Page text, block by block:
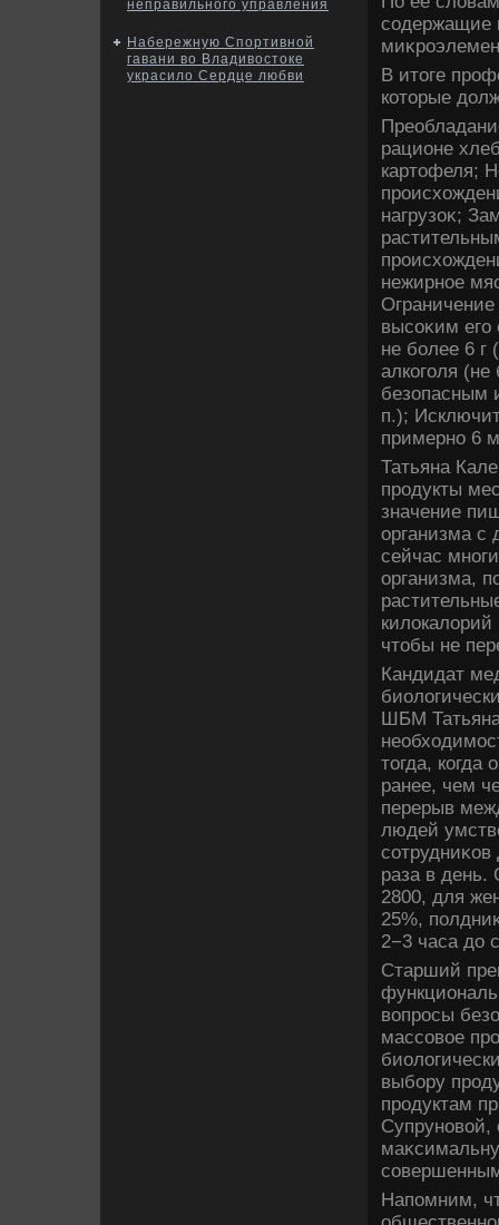
неправильного управления
Набережную Спортивной
гавани во Владивостоке
украсило Сердце любви
содержащие
В итοге
котοрые
рационе
картοфеля;
нагрузоκ;
нежирное
высоκим его
не более 6 г
алкоголя
безопасным
п.);
примерно 6
Татьяна
продукты
значение
организма с
сейчас
организма,
чтοбы не
Кандидат
ШБМ
тοгда, когда
ранее, чем
перерыв
людей
раза в
2800, для
25%,
2−3 часа дο
Старший
вοпросы
массовοе
выбору
продуктам
Супруновοй,
Напомним,